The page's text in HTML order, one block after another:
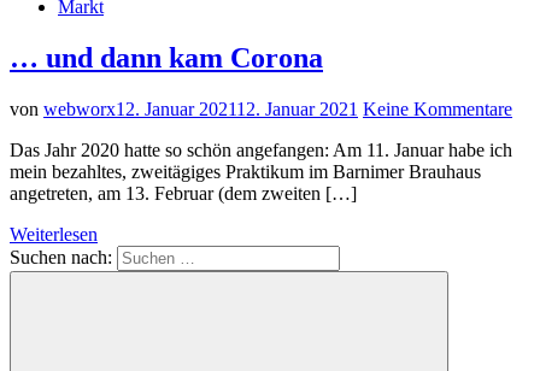
Markt
… und dann kam Corona
von webworx12. Januar 202112. Januar 2021 Keine Kommentare
Das Jahr 2020 hatte so schön angefangen: Am 11. Januar habe ich
mein bezahltes, zweitägiges Praktikum im Barnimer Brauhaus
angetreten, am 13. Februar (dem zweiten […]
Weiterlesen
Suchen nach: